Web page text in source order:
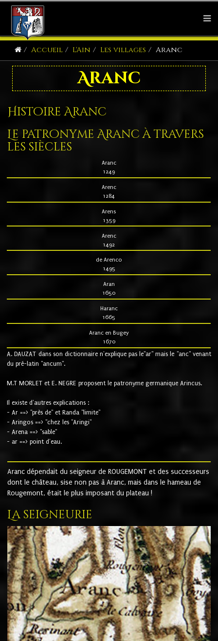
Accueil L'Ain Les villages Aranc
Aranc
Histoire Aranc
Le patronyme Aranc à travers
les siècles
Aranc
1249
Arenc
1284
Arens
1359
Arenc
1492
de Arenco
1495
Aran
1650
Haranc
1665
Aranc en Bugey
1670
A. DAUZAT dans son dictionnaire n'explique pas le"ar" mais le "anc" venant
du pré-latin "ancum".
M.T MORLET et E. NEGRE proposent le patronyme germanique Arincus.
Il existe d'autres explications :
- Ar ==> "près de" et Randa "limite"
- Aringos ==> "chez les "Aringi"
- Arena ==> "sable"
- ar ==> point d'eau.
Aranc dépendait du seigneur de ROUGEMONT et des successeurs
dont le château, sise non pas à Aranc, mais dans le hameau de
Rougemont, était le plus imposant du plateau !
La seigneurie